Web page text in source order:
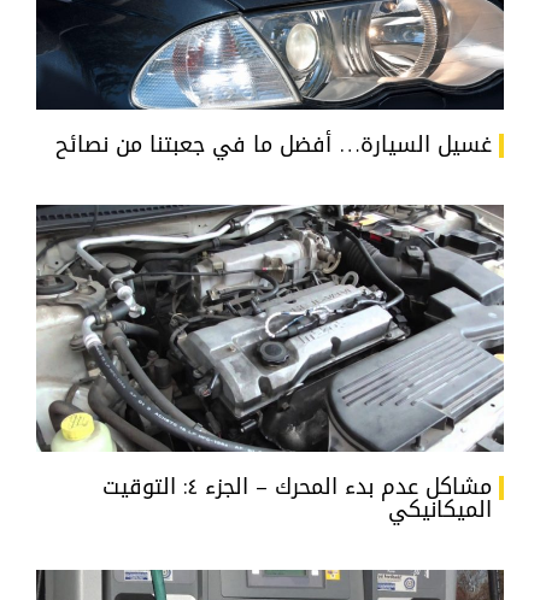
غسيل السيارة… أفضل ما في جعبتنا من نصائح
مشاكل عدم بدء المحرك – الجزء ٤: التوقيت
الميكانيكي